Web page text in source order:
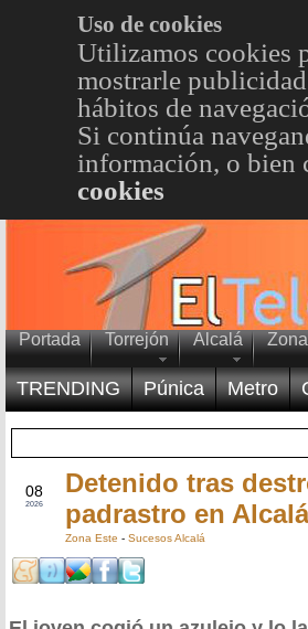
Uso de cookies
Utilizamos cookies
mostrarle
hábitos de
Si continúa
información, o bien
cookies
Portada Torrejón Alcalá
TRENDING Púnica Metro
08
2026
Detenido tras
padrastro en Alcalá
Zona Este - Sucesos Alcalá